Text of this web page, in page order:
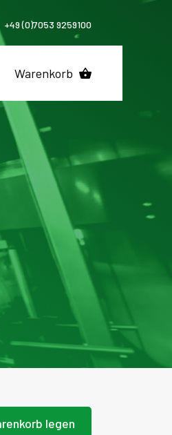
+49 (0)7053 9259100
Warenkorb
legen